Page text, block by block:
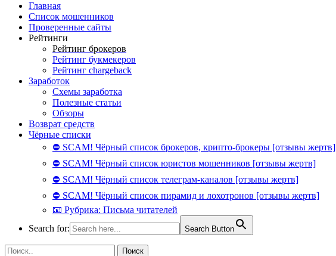
Главная
Список мошенников
Проверенные сайты
Рейтинги
Рейтинг брокеров
Рейтинг букмекеров
Рейтинг chargeback
Заработок
Схемы заработка
Полезные статьи
Обзоры
Возврат средств
Чёрные списки
⛔ SCAM! Чёрный список брокеров, крипто-брокеры [отзывы жертв]
⛔ SCAM! Чёрный список юристов мошенников [отзывы жертв]
⛔ SCAM! Чёрный список телеграм-каналов [отзывы жертв]
⛔ SCAM! Чёрный список пирамид и лохотронов [отзывы жертв]
📧 Рубрика: Письма читателей
Search for:
Search Button